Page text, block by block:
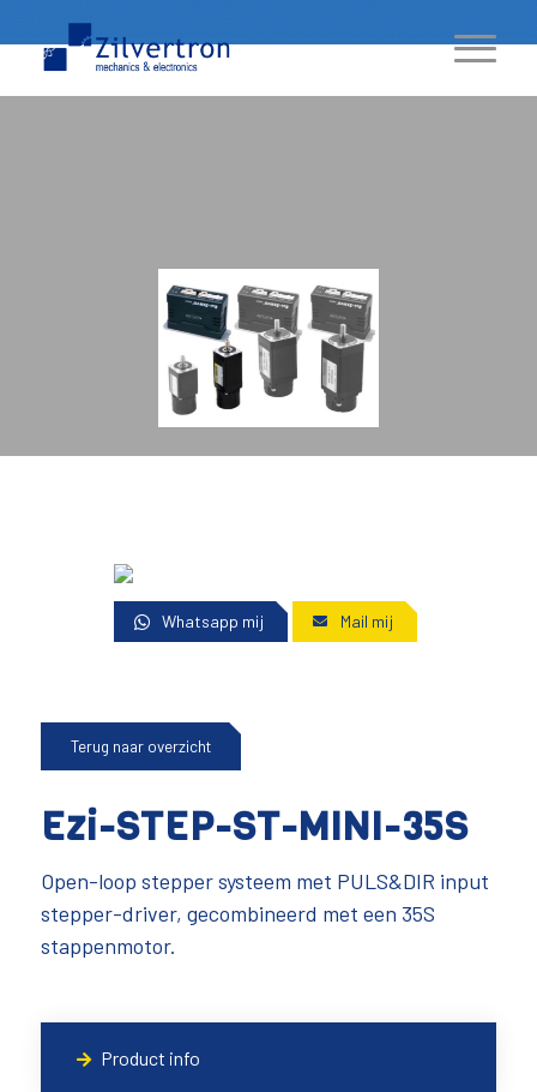
Whatsapp mij Mail mij
Terug naar overzicht
Ezi-STEP-ST-MINI-35S
Open-loop stepper systeem met PULS&DIR input
stepper-driver, gecombineerd met een 35S
stappenmotor.
Product info